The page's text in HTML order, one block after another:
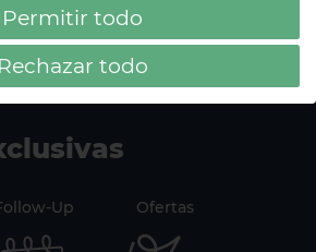
descubrir la isla y vivir
ritmo, con la confianza de tener
al alcance de tu mano.
Up Ofertas
Permitir todo
Rechazar todo